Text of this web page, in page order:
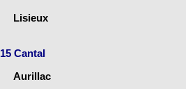
Lisieux
15 Cantal
Aurillac